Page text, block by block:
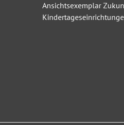
Ansichtsexemplar